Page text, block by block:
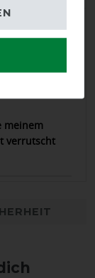
meinem
verrutscht